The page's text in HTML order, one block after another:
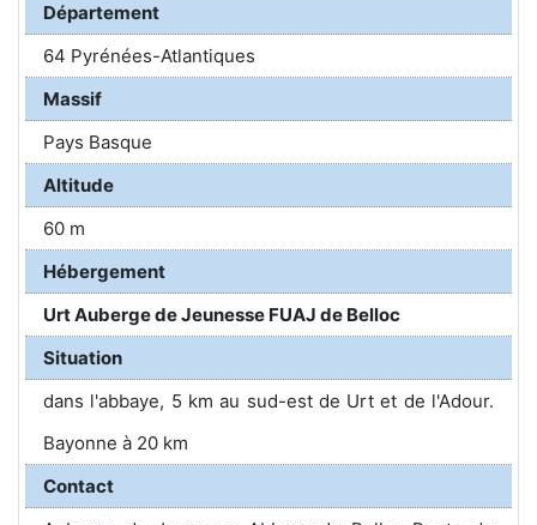
Département
64 Pyrénées-Atlantiques
Massif
Pays Basque
Altitude
60 m
Hébergement
Urt Auberge de Jeunesse FUAJ de Belloc
Situation
dans l'abbaye, 5 km au sud-est de Urt et de l'Adour.
Bayonne à 20 km
Contact